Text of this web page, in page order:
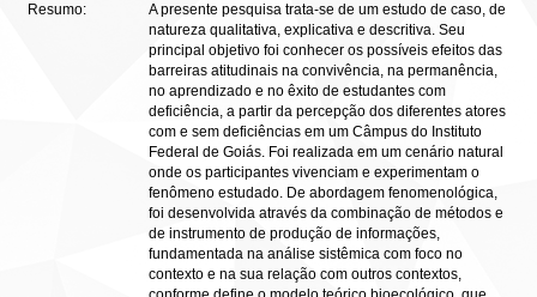
Resumo:
A presente pesquisa trata-se de um estudo de caso, de
natureza qualitativa, explicativa e descritiva. Seu
principal objetivo foi conhecer os possíveis efeitos das
barreiras atitudinais na convivência, na permanência,
no aprendizado e no êxito de estudantes com
deficiência, a partir da percepção dos diferentes atores
com e sem deficiências em um Câmpus do Instituto
Federal de Goiás. Foi realizada em um cenário natural
onde os participantes vivenciam e experimentam o
fenômeno estudado. De abordagem fenomenológica,
foi desenvolvida através da combinação de métodos e
de instrumento de produção de informações,
fundamentada na análise sistêmica com foco no
contexto e na sua relação com outros contextos,